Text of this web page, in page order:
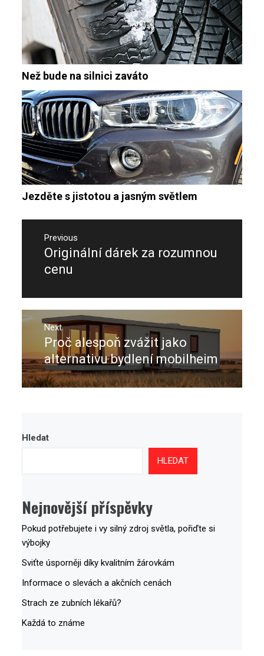
Než bude na silnici zaváto
Jezděte s jistotou a jasným světlem
Navigace
příspěvek
Previous
Previous
post:
Originální dárek za rozumnou
cenu
Next
Next
post:
Proč alespoň zvážit jako
alternativu bydlení mobilheim
Hledat
HLEDAT
Nejnovější příspěvky
Pokud potřebujete i vy silný zdroj světla, pořiďte si
výbojky
Sviťte úsporněji díky kvalitním žárovkám
Informace o slevách a akčních cenách
Strach ze zubních lékařů?
Každá to známe